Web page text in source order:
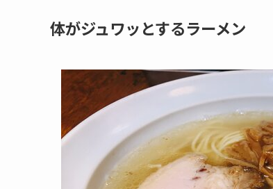
体がジュワッとするラーメン